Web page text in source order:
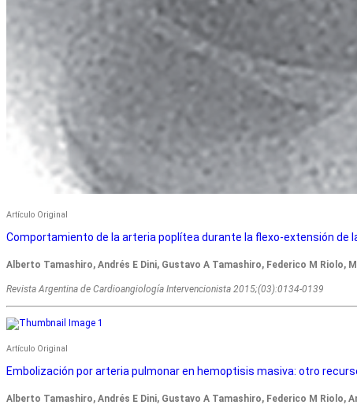
Artículo Original
Comportamiento de la arteria poplítea durante la flexo-extensión
Alberto Tamashiro, Andrés E Dini, Gustavo A Tamashiro, Federico M Riolo,
Revista Argentina de Cardioangiologí­a Intervencionista 2015;(03):0134-0139
Artículo Original
Embolización por arteria pulmonar en hemoptisis masiva: otro
Alberto Tamashiro, Andrés E Dini, Gustavo A Tamashiro, Federico M Riolo,